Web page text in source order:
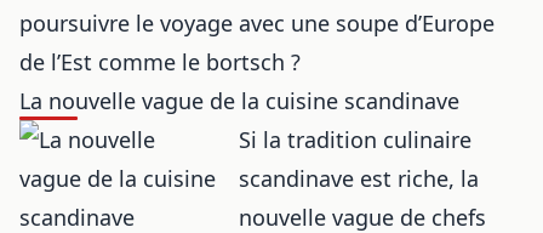
poursuivre le voyage avec une soupe d’Europe
de l’Est comme le bortsch ?
La nouvelle vague de la cuisine scandinave
Si la tradition culinaire
scandinave est riche, la
nouvelle vague de chefs